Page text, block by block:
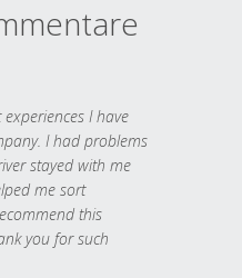
I have
I had problems
stayed with me
me sort
this
you for such